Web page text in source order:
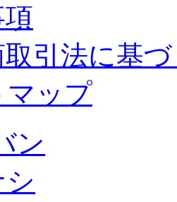
引法に基
マップ